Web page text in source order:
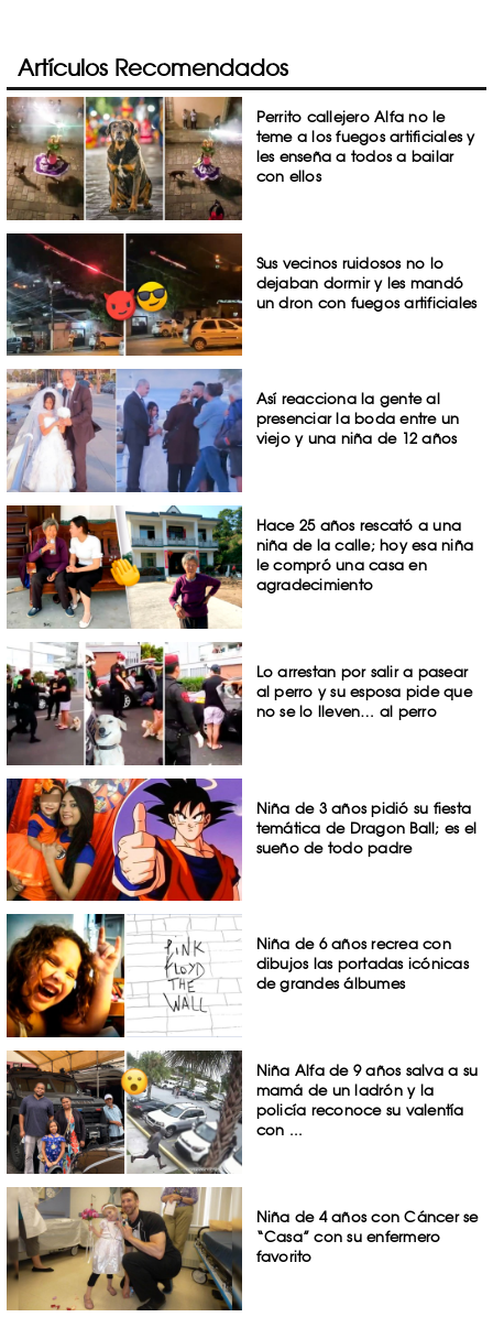
Artículos Recomendados
Perrito callejero Alfa no le
teme a los fuegos artificiales y
les enseña a todos a bailar
con ellos
Sus vecinos ruidosos no lo
dejaban dormir y les mandó
un dron con fuegos artificiales
Así reacciona la gente al
presenciar la boda entre un
viejo y una niña de 12 años
Hace 25 años rescató a una
niña de la calle; hoy esa niña
le compró una casa en
agradecimiento
Lo arrestan por salir a pasear
al perro y su esposa pide que
no se lo lleven… al perro
Niña de 3 años pidió su fiesta
temática de Dragon Ball; es el
sueño de todo padre
Niña de 6 años recrea con
dibujos las portadas icónicas
de grandes álbumes
Niña Alfa de 9 años salva a su
mamá de un ladrón y la
policía reconoce su valentía
con ...
Niña de 4 años con Cáncer se
“Casa” con su enfermero
favorito